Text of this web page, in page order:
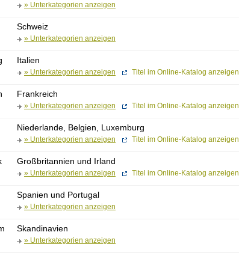
» Unterkategorien anzeigen
Schweiz
» Unterkategorien anzeigen
Italien
» Unterkategorien anzeigen Titel im Online-Katalog anzeigen
Frankreich
» Unterkategorien anzeigen Titel im Online-Katalog anzeigen
Niederlande, Belgien, Luxemburg
» Unterkategorien anzeigen Titel im Online-Katalog anzeigen
Großbritannien und Irland
» Unterkategorien anzeigen Titel im Online-Katalog anzeigen
Spanien und Portugal
» Unterkategorien anzeigen
Skandinavien
» Unterkategorien anzeigen